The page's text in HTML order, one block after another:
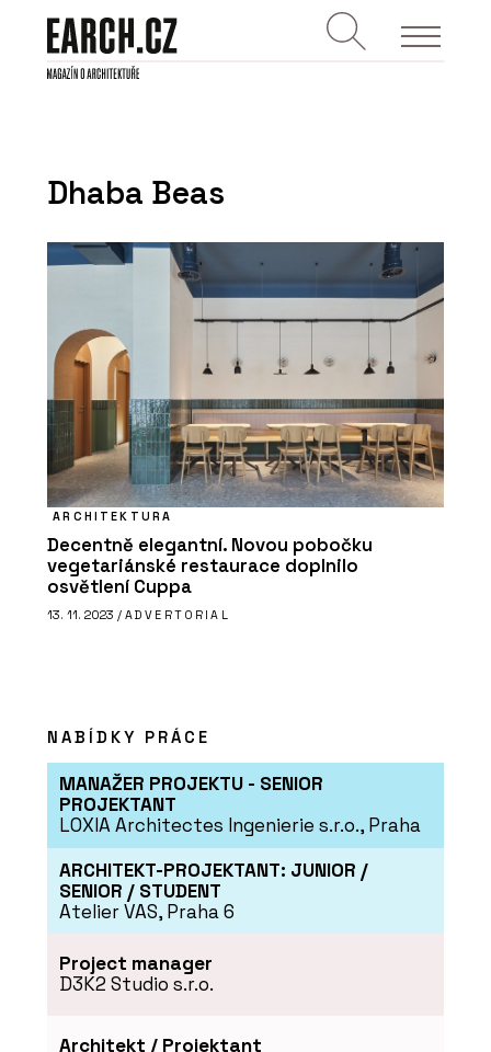
Dhaba Beas
ARCHITEKTURA
Decentně elegantní. Novou pobočku
vegetariánské restaurace doplnilo
osvětlení Cuppa
13. 11. 2023 / ADVERTORIAL
NABÍDKY PRÁCE
MANAŽER PROJEKTU - SENIOR
PROJEKTANT
LOXIA Architectes Ingenierie s.r.o., Praha
ARCHITEKT-PROJEKTANT: JUNIOR /
SENIOR / STUDENT
Atelier VAS, Praha 6
Project manager
D3K2 Studio s.r.o.
Architekt / Projektant